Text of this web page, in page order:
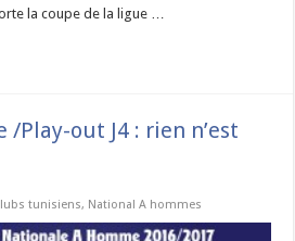
la coupe de la ligue …
/Play-out J4 : rien n’est
tunisiens, National A hommes